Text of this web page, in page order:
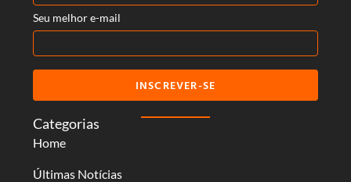
Categorias
Home
Últimas Notícias
Seu melhor e-mail
INSCREVER-SE